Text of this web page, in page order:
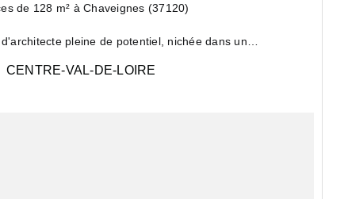
de 128 m² à Chaveignes (37120)
pleine de potentiel, nichée dans un
CENTRE-VAL-DE-LOIRE